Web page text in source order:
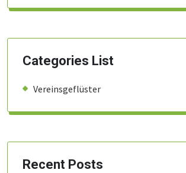
Categories List
Vereinsgeflüster
Recent Posts